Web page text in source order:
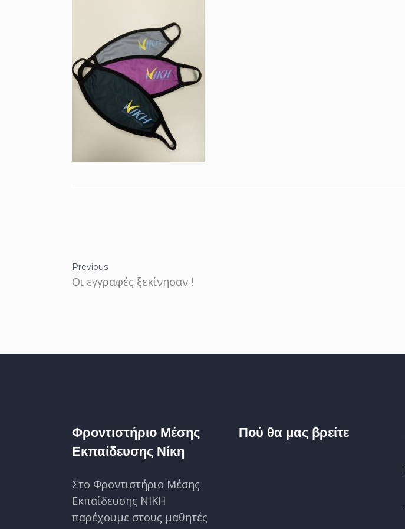
Previous
Οι εγγραφές ξεκίνησαν !
Φροντιστήριο Μέσης
Εκπαίδευσης Νίκη
Στο Φροντιστήριο Μέσης
Εκπαίδευσης ΝΙΚΗ
παρέχουμε στους μαθητές
Πού θα μας βρείτε